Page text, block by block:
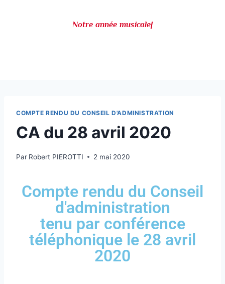
Notre année musicale es
COMPTE RENDU DU CONSEIL D'ADMINISTRATION
CA du 28 avril 2020
Par Robert PIEROTTI 2 mai 2020
Compte rendu du Conseil
d'administration
tenu par conférence
téléphonique le 28 avril
2020